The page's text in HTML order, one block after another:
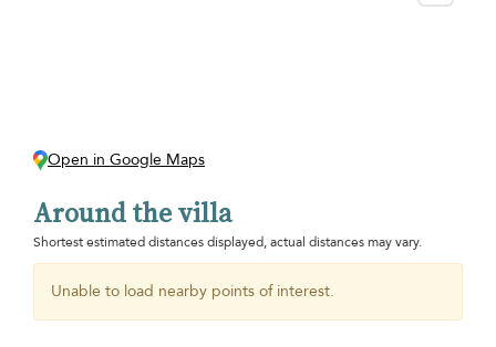
Open in Google Maps
Around the villa
Shortest estimated distances displayed, actual distances may vary.
Unable to load nearby points of interest.